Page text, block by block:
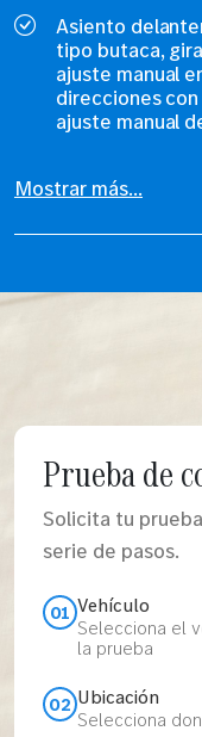
Asiento
tipo butaca,
ajuste manual
direcciones
ajuste manual
Mostrar más...
Prueba de
Solicita tu
serie de pasos.
01 Vehículo
Selecciona el
la prueba
02 Ubicación
Selecciona